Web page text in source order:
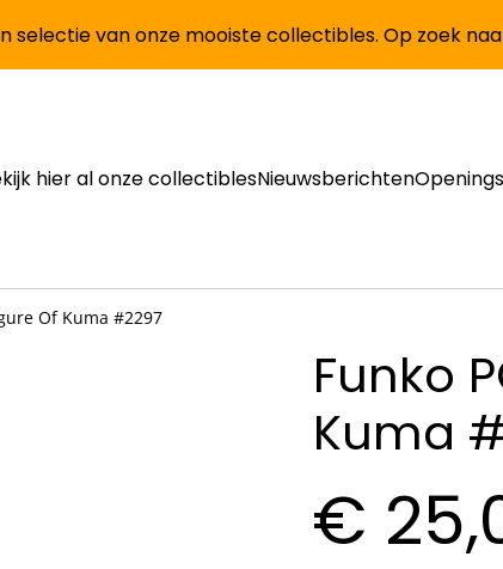
selectie van onze mooiste collectibles. Op zoek
hier al onze collectiblesNieuwsberichten
Of Kuma #2297
Funko
Kuma
€